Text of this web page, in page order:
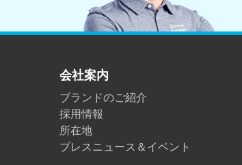
会社案内
ブランドのご紹介
採用情報
所在地
プレスニュース＆イベント